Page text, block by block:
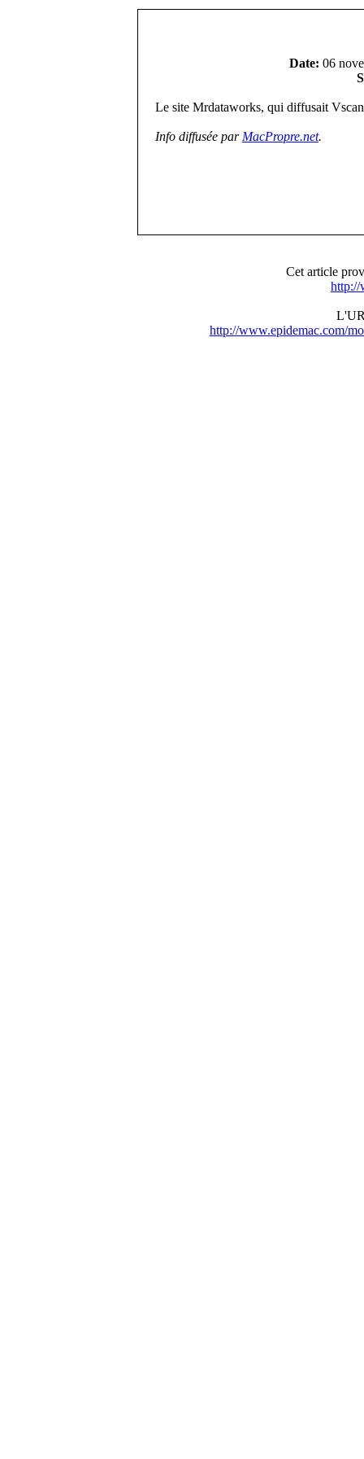
Date: 06
Le site Mrdataworks, qui diffusait
Info diffusée par MacPropre.net.
Cet article
http://
http://www.epidemac.com/